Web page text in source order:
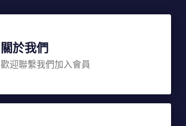
關於我們
歡迎聯繫我們加入會員